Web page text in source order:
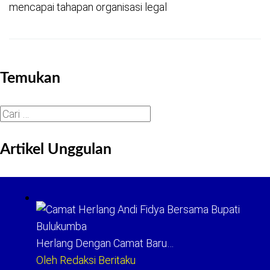
mencapai tahapan organisasi legal
Temukan
Cari
Artikel Unggulan
Herlang Dengan Camat Baru…
Oleh Redaksi Beritaku